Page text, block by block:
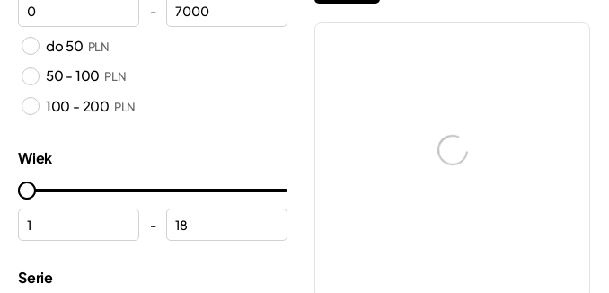
-
do 50 PLN
50 - 100 PLN
100 - 200 PLN
Wiek
-
Serie